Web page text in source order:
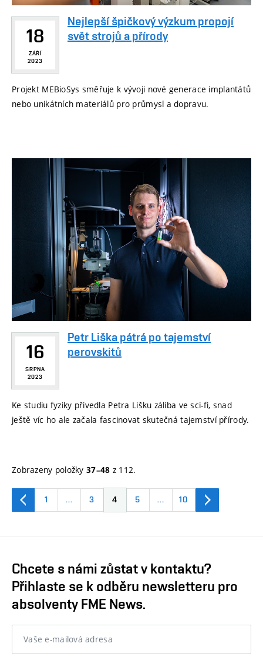
18
ZÁŘÍ
2023
Nejlepší špičkový výzkum propojí
svět strojů a přírody
Projekt MEBioSys směřuje k vývoji nové generace implantátů
nebo unikátních materiálů pro průmysl a dopravu.
16
SRPNA
2023
Petr Liška pátrá po tajemství
perovskitů
Ke studiu fyziky přivedla Petra Lišku záliba ve sci-fi, snad
ještě víc ho ale začala fascinovat skutečná tajemství přírody.
Zobrazeny položky37–48 z 112.
1 … 3 4 5 … 10
Chcete s námi zůstat v kontaktu?
Přihlaste se k odběru newsletteru pro
absolventy FME News.
Vaše e-mailová adresa